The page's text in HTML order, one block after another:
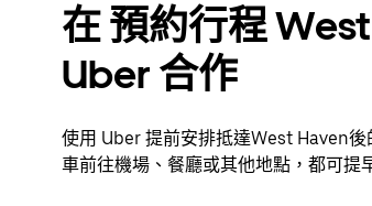
在 預約行程
Uber 合作
使用 Uber 提前安排抵達West Haven
車前往機場、餐廳或其他地點，都可提